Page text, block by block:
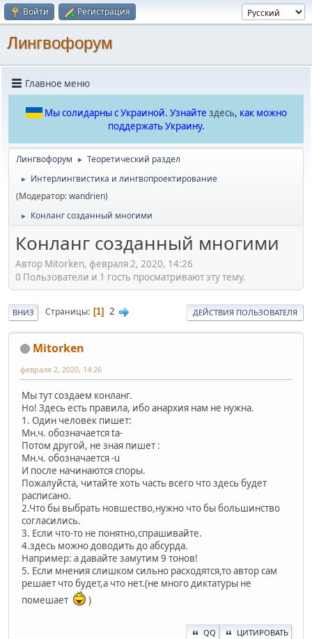
Войти Регистрация
Лингвофорум
Главное меню
Мы солидарны с Украиной. Узнайте здесь, как можно
поддержать Украину.
Лингвофорум ► Теоретический раздел
►
Интерлингвистика и лингвопроектирование
(Модератор:wandrien)
► Конланг созданный многими
Конланг созданный многими
Автор Mitorken, февраля 2, 2020, 14:26
0 Пользователи и 1 гость просматривают эту тему.
ВНИЗ Страницы 1 2 ДЕЙСТВИЯ ПОЛЬЗОВАТЕЛЯ
Mitorken
февраля 2, 2020, 14:26
Мы тут создаем конланг.
Но! Здесь есть правила, ибо анархия нам не нужна.
1. Один человек пишет:
Мн.ч. обозначается ta-
Потом другой, не зная пишет :
Мн.ч. обозначается -u
И после начинаются споры.
Пожалуйста, читайте хоть часть всего что здесь будет
расписано.
2.Что бы выбрать новшество,нужно что бы большинство
согласились.
3. Если что-то не понятно,спрашивайте.
4.здесь можно доводить до абсурда.
Например: а давайте замутим 9 тонов!
5. Если мнения слишком сильно расходятся,то автор сам
решает что будет,а что нет.(не много диктатуры не
помешает
)
QQ ЦИТИРОВАТЬ